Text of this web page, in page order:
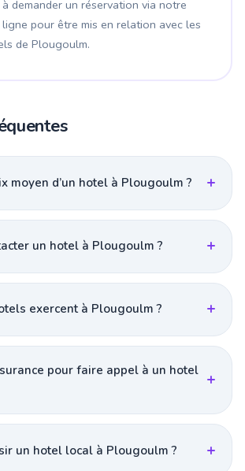
à demander un réservation via notre
pour être mis en relation avec les
de Plougoulm.
moyen d’un hotel à Plougoulm ?
un hotel à Plougoulm ?
exercent à Plougoulm ?
pour faire appel à un hotel
un hotel local à Plougoulm ?